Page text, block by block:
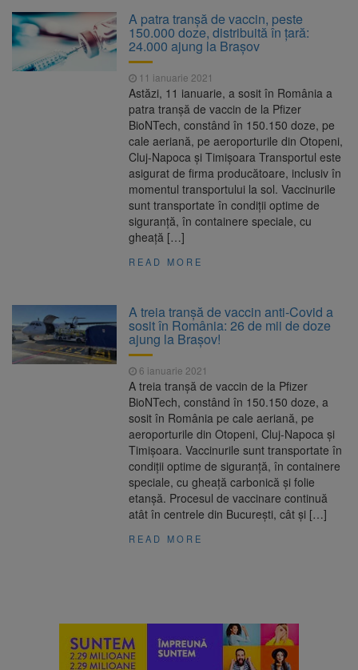
propriul record mondial. Betty Bromage a
zburat din nou pe aripa unui avion
9 august 2026
Tristan Tate cer eliberarea lor pe cauțiune în
Se schimbă examenul de
medic specialist. Subiecte unice în toată țara,
aceeași oră și același barem
Se schimbă regulile pentru
capsulele de cafea și ambalajele de unică
folosință. Noul regulament UE se aplică din 12
A patra tranșă de vaccin, peste
150.000 doze, distribuită în țară:
24.000 ajung la Brașov
11 ianuarie 2021
Astăzi, 11 ianuarie, a sosit în România a
patra tranșă de vaccin de la Pfizer
BioNTech, constând în 150.150 doze, pe
cale aeriană, pe aeroporturile din Otopeni,
Cluj-Napoca și Timișoara Transportul este
asigurat de firma producătoare, inclusiv în
momentul transportului la sol. Vaccinurile
sunt transportate în condiții optime de
siguranță, în containere speciale, cu
gheață […]
READ MORE
A treia tranșă de vaccin anti-Covid a
sosit în România: 26 de mii de doze
ajung la Brașov!
6 ianuarie 2021
A treia tranșă de vaccin de la Pfizer
BioNTech, constând în 150.150 doze, a
sosit în România pe cale aeriană, pe
aeroporturile din Otopeni, Cluj-Napoca și
Timișoara. Vaccinurile sunt transportate în
condiții optime de siguranță, în containere
speciale, cu gheață carbonică și folie
etanșă. Procesul de vaccinare continuă
atât în centrele din București, cât și […]
READ MORE